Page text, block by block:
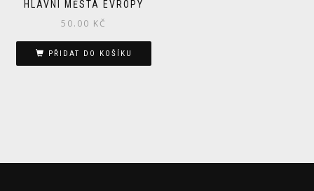
HLAVNÍ MĚSTA EVROPY
50.00 KČ
PŘIDAT DO KOŠÍKU